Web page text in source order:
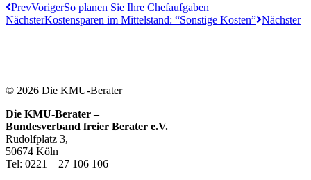
PrevVorigerSo planen Sie Ihre Chefaufgaben
NächsterKostensparen im Mittelstand: “Sonstige Kosten” Nächster
© 2026 Die KMU-Berater
Die KMU-Berater –
Bundesverband freier Berater e.V.
Rudolfplatz 3,
50674 Köln
Tel: 0221 – 27 106 106